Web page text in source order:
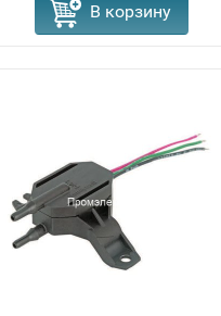
В корзину